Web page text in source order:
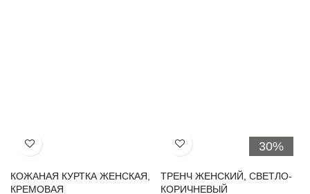
Хочу!
КОЖАНАЯ КУРТКА ЖЕНСКАЯ,
КРЕМОВАЯ
30%
Хочу!
ТРЕНЧ ЖЕНСКИЙ, СВЕТЛО-
КОРИЧНЕВЫЙ